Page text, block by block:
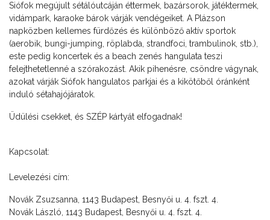
Siófok megújult sétálóutcáján éttermek, bazársorok, játéktermek,
vidámpark, karaoke bárok várják vendégeiket. A Plázson
napközben kellemes fürdőzés és különböző aktív sportok
(aerobik, bungi-jumping, röplabda, strandfoci, trambulinok, stb.),
este pedig koncertek és a beach zenés hangulata teszi
felejthetetlenné a szórakozást. Akik pihenésre, csöndre vágynak,
azokat várják Siófok hangulatos parkjai és a kikötőből óránként
induló sétahajójáratok.
Üdülési csekket, és SZÉP kártyát elfogadnak!
Kapcsolat:
Levelezési cím:
Novák Zsuzsanna, 1143 Budapest, Besnyői u. 4. fszt. 4.
Novák László, 1143 Budapest, Besnyői u. 4. fszt. 4.